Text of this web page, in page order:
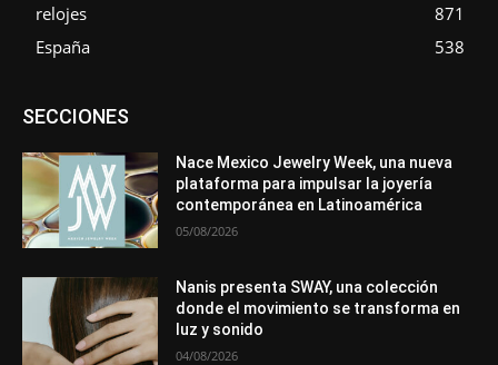
relojes
871
España
538
SECCIONESAsociaciones
Entrevistas
Mundo Técnico
Novedades Opiniones
Perspectiva
Premios
Secciones Sin categoría
Sucesos
Más
Nace Mexico Jewelry Week, una nueva
plataforma para impulsar la joyería
contemporánea en Latinoamérica
05/08/2026
Nanis presenta SWAY, una colección
donde el movimiento se transforma en
luz y sonido
04/08/2026